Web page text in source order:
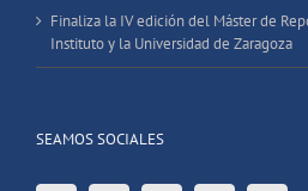
Finaliza la IV edición del Máster de
Instituto y la Universidad de Zaragoza
SEAMOS SOCIALES